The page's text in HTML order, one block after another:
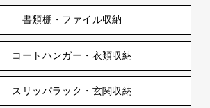
書類棚・ファイル収納
コートハンガー・衣類収納
スリッパラック・玄関収納